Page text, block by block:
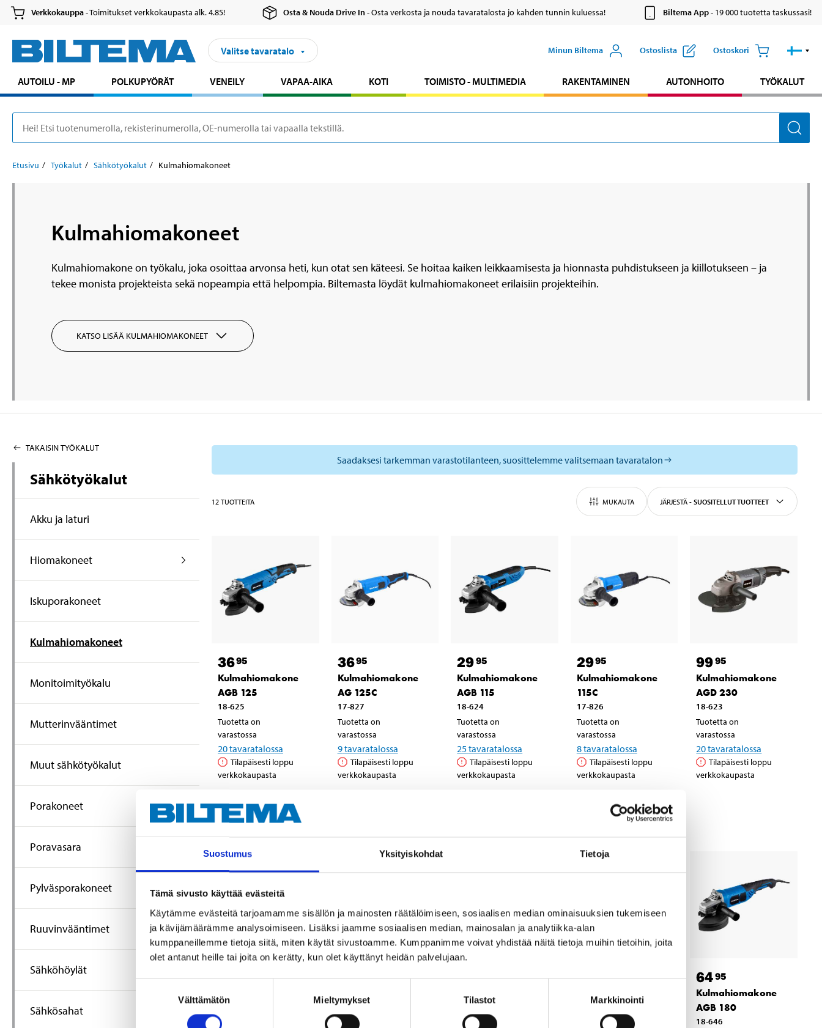
Suostumus Yksityiskohdat Tietoja
Tämä sivusto käyttää evästeitä
Käytämme evästeitä tarjoamamme sisällön ja mainosten räätälöimiseen, sosiaalisen median ominaisuuksien tukemiseen
ja kävijämäärämme analysoimiseen. Lisäksi jaamme sosiaalisen median, mainosalan ja analytiikka-alan
kumppaneillemme tietoja siitä, miten käytät sivustoamme. Kumppanimme voivat yhdistää näitä tietoja muihin tietoihin, joita
olet antanut heille tai joita on kerätty, kun olet käyttänyt heidän palvelujaan.
Välttämätön Mieltymykset Tilastot Markkinointi
Verkkokauppa- Toimitukset verkkokaupasta alk. 4.85! Osta & Nouda Drive In- Osta verkosta ja nouda tavaratalosta jo kahden tunnin kuluessa! Biltema App- 19 000 tuotetta taskussasi!
Valitse tavaratalo Minun Biltema Ostoslista Ostoskori
AUTOILU - MP POLKUPYÖRÄT VENEILY VAPAA-AIKA KOTI TOIMISTO - MULTIMEDIA RAKENTAMINEN AUTONHOITO TYÖKALUT
Etusivu Työkalut Sähkötyökalut Kulmahiomakoneet
Kulmahiomakoneet
Kulmahiomakone on työkalu, joka osoittaa arvonsa heti, kun otat sen käteesi. Se hoitaa kaiken leikkaamisesta ja hionnasta puhdistukseen ja kiillotukseen – ja
tekee monista projekteista sekä nopeampia että helpompia. Biltemasta löydät kulmahiomakoneet erilaisiin projekteihin.
KATSO LISÄÄ KULMAHIOMAKONEET
TAKAISIN TYÖKALUT
Sähkötyökalut
Akku ja laturi
Hiomakoneet
Iskuporakoneet
Kulmahiomakoneet
Monitoimityökalu
Mutterinvääntimet
Muut sähkötyökalut
Porakoneet
Poravasara
Pylväsporakoneet
Ruuvinvääntimet
Sähköhöylät
Sähkösahat
Saadaksesi tarkemman varastotilanteen, suosittelemme valitsemaan tavaratalon
12 TUOTTEITA MUKAUTA JÄRJESTÄ - SUOSITELLUT TUOTTEET
3695
Kulmahiomakone
AGB 125
18-625
Tuotetta on
varastossa
20tavaratalossa
Tilapäisesti loppu
verkkokaupasta
3695
Kulmahiomakone
AG 125C
17-827
Tuotetta on
varastossa
9tavaratalossa
Tilapäisesti loppu
verkkokaupasta
2995
Kulmahiomakone
AGB 115
18-624
Tuotetta on
varastossa
25tavaratalossa
Tilapäisesti loppu
verkkokaupasta
2995
Kulmahiomakone
115C
17-826
Tuotetta on
varastossa
8tavaratalossa
Tilapäisesti loppu
verkkokaupasta
9995
Kulmahiomakone
AGD 230
18-623
Tuotetta on
varastossa
20tavaratalossa
Tilapäisesti loppu
verkkokaupasta
4495
Kulmahiomakone
LAG 18 V
18-746
6995
Kulmahiomakone
AGD 125
18-622
6495
Kulmahiomakone
180C
17-828
9995
Kulmahiomakone
AG 230P2, PRO
17-744
6495
Kulmahiomakone
AGB 180
18-646